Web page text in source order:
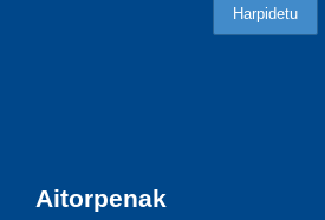
Aitorpenak